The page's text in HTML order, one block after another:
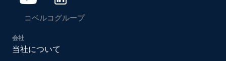
コベルコグループ
会社
当社について